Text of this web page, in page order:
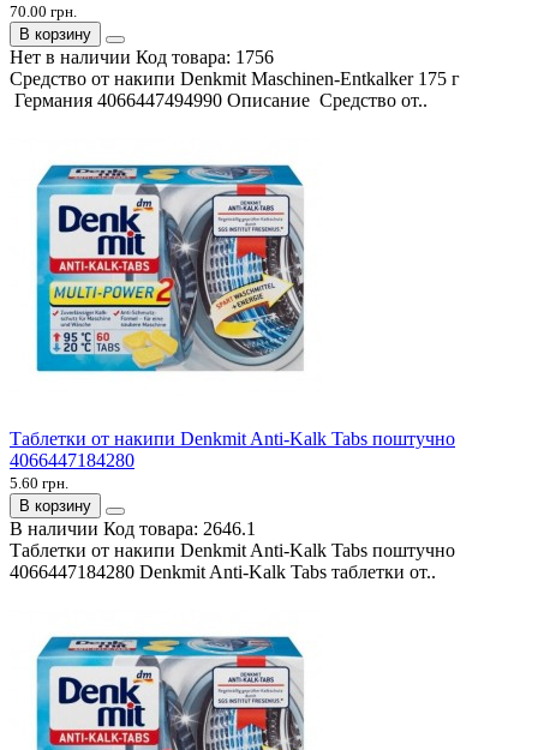
70.00 грн.
В корзину
Нет в наличии Код товара: 1756
Средство от накипи Denkmit Maschinen-Entkalker 175 г
Германия 4066447494990 Описание Средство от..
Таблетки от накипи Denkmit Anti-Kalk Tabs поштучно
4066447184280
5.60 грн.
В корзину
В наличии Код товара: 2646.1
Таблетки от накипи Denkmit Anti-Kalk Tabs поштучно
4066447184280 Denkmit Anti-Kalk Tabs таблетки от..